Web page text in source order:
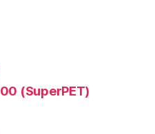
(SuperPET)